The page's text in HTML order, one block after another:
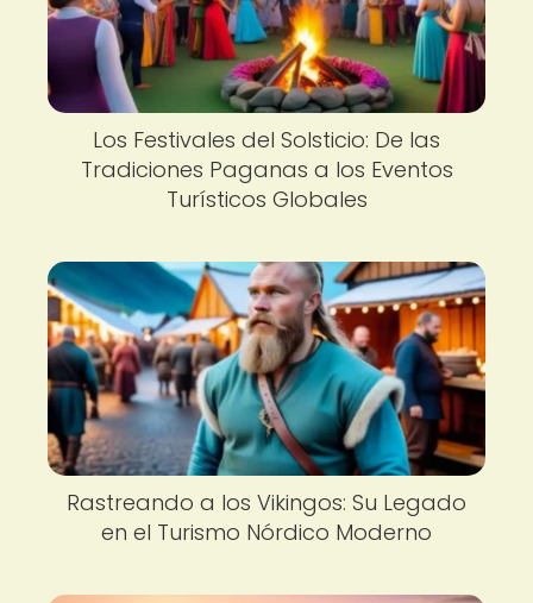
Los Festivales del Solsticio: De las
Tradiciones Paganas a los Eventos
Turísticos Globales
Rastreando a los Vikingos: Su Legado
en el Turismo Nórdico Moderno